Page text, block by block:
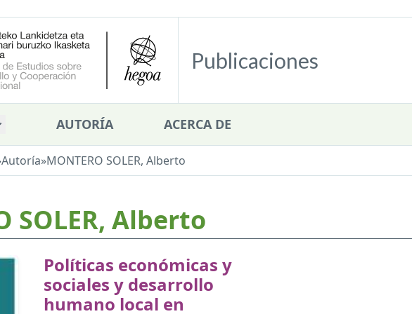
Publicaciones
AUTORÍA ACERCA DE
Autoría»MONTERO SOLER, Alberto
SOLER, Alberto
Políticas económicas y
sociales y desarrollo
humano local en